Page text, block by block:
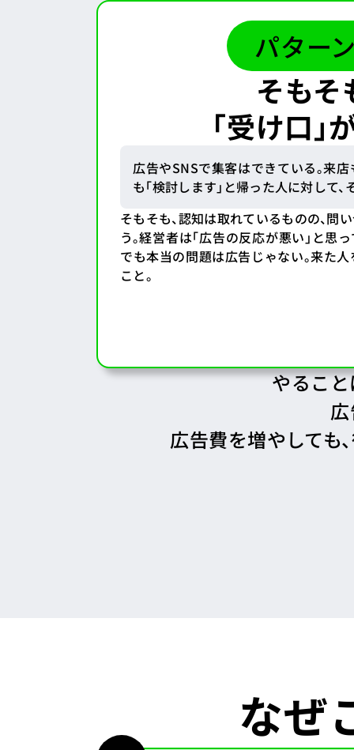
パター
そもそ
「受け口」
広告やSNSで集客はできている。来店
も「検討します」と帰った人に対して
そもそも、認知は取れているものの、問
う。経営者は「広告の反応が悪い」と思
でも本当の問題は広告じゃない。来た人
こと。
やること
広告費を増やしても
なぜ